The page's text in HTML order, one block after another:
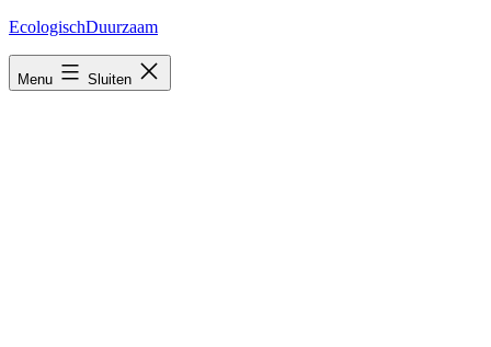
Ga
inhoud
EcologischDuurzaam
Menu Sluiten